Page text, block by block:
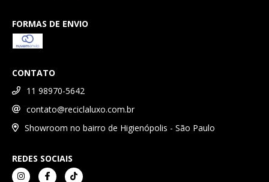
FORMAS DE ENVIO
CONTATO
11 98970-5642
contato@reciclaluxo.com.br
Showroom no bairro de Higienópolis - São Paulo
REDES SOCIAIS